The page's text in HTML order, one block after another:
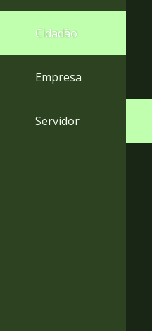
rodapé
Cidadão
Empresa
Servidor